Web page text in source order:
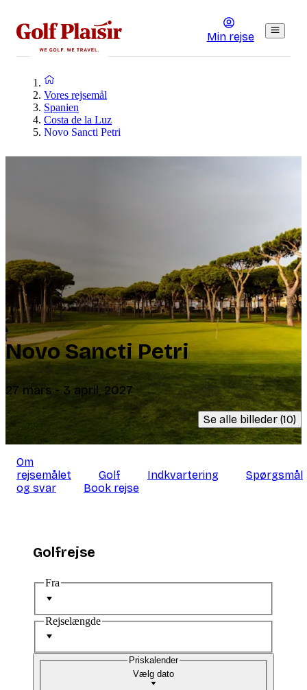
Min rejse
Vores rejsemål
Spanien
Costa de la Luz
Novo Sancti Petri
Novo Sancti Petri
27 mars - 3 april, 2027
Se alle billeder (10)
Om
rejsemålet
Golf Indkvartering
Spørgsmål
og svar
Book rejse
Golfrejse
Fra
Rejselængde
Vælg dato
Priskalender